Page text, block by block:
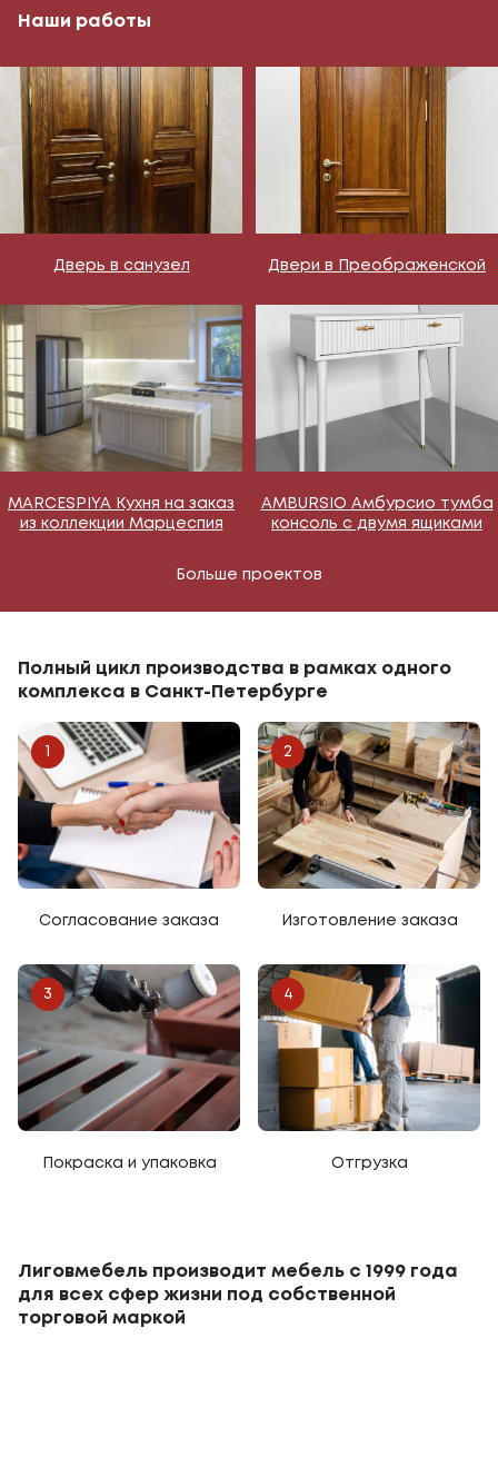
Наши работы
Дверь в санузел Двери в Преображенской
MARCESPIYA Кухня на заказ
из коллекции Марцеспия
AMBURSIO Амбурсио тумба
консоль с двумя ящиками
Больше проектов
Полный цикл производства в рамках одного
комплекса в Санкт-Петербурге
1
Согласование заказа
2
Изготовление заказа
3
Покраска и упаковка
4
Отгрузка
Лиговмебель производит мебель с 1999 года
для всех сфер жизни под собственной
торговой маркой